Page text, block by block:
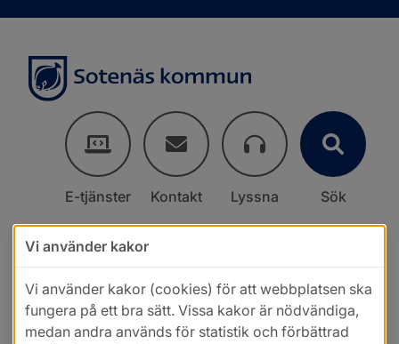
E-tjänster Kontakt Lyssna Sök
Vi använder kakor
Vi använder kakor (cookies) för att webbplatsen ska
fungera på ett bra sätt. Vissa kakor är nödvändiga,
medan andra används för statistik och förbättrad